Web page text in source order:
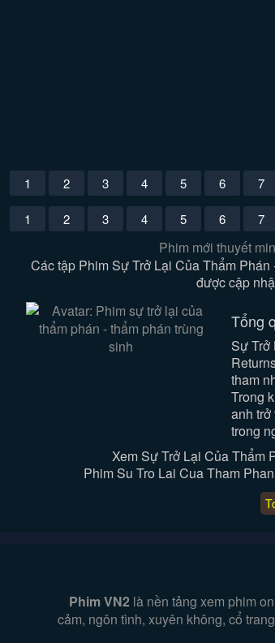
1 2 3 4 5 6 7
1 2 3 4 5 6 7
Phim mới thuyết
Các tập Phim Sự Trở Lại Của Thẩm
được cập
Tổng
Sự Trở
tham
Trong
anh
trong
Xem Sự Trở Lại Của Thẩm
Phim Su Tro Lai Cua Tham
Phim VN2 là nền tảng xem phim
cảm, ngôn tình, xuyên không, cổ